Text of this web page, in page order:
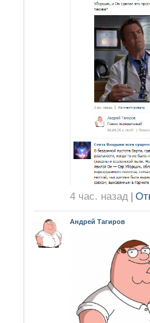
4 час. назад |
Андрей Тагиров